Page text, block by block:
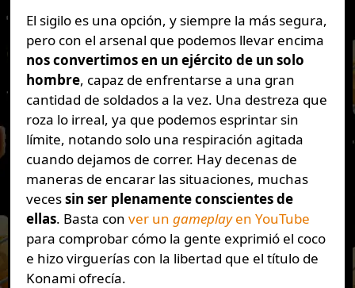
El sigilo es una opción, y siempre la más segura,
pero con el arsenal que podemos llevar encima
nos convertimos en un ejército de un solo
hombre, capaz de enfrentarse a una gran
cantidad de soldados a la vez. Una destreza que
roza lo irreal, ya que podemos esprintar sin
límite, notando solo una respiración agitada
cuando dejamos de correr. Hay decenas de
maneras de encarar las situaciones, muchas
vecessin ser plenamente conscientes de
ellas. Basta con ver un gameplayen YouTube
para comprobar cómo la gente exprimió el coco
e hizo virguerías con la libertad que el título de
Konami ofrecía.